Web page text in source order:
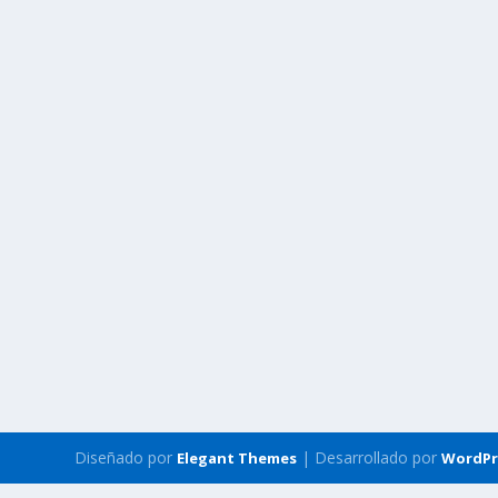
Diseñado por Elegant Themes | Desarrollado por